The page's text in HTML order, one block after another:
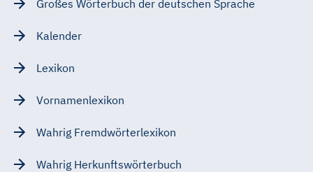
Großes Wörterbuch der deutschen Sprache
Kalender
Lexikon
Vornamenlexikon
Wahrig Fremdwörterlexikon
Wahrig Herkunftswörterbuch